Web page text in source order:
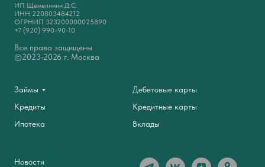
ИП Щемелинин Д.С.
ИНН 220803484212
ОГРНИП 323200000025890
+7 (920) 990-90-10
Все права защищены
©2023-2026 г. Москва
Займы
Кредиты
Ипотека
Дебетовые карты
Кредитные карты
Вклады
Новости